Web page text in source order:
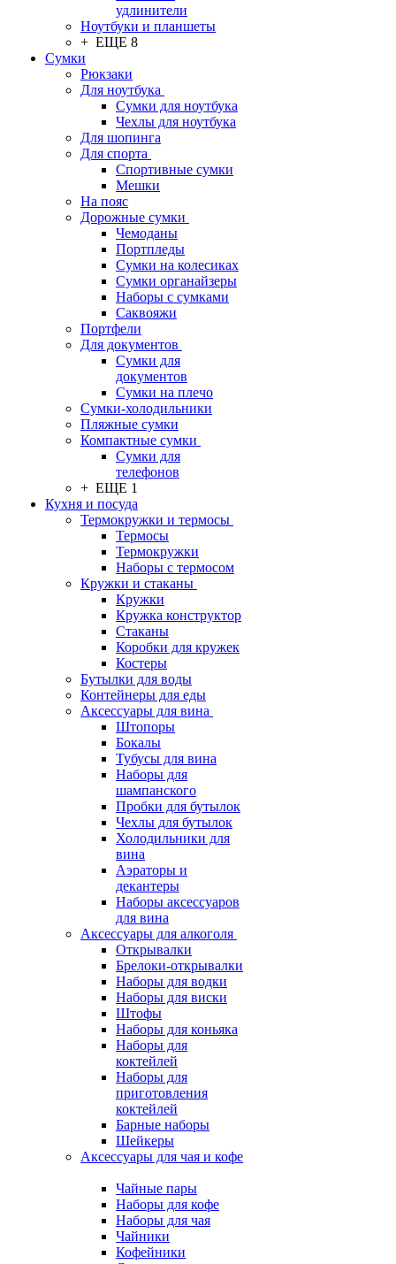
удлинители
Ноутбуки и планшеты
+ ЕЩЕ 8
Сумки
Рюкзаки
Для ноутбука
Сумки для ноутбука
Чехлы для ноутбука
Для шопинга
Для спорта
Спортивные сумки
Мешки
На пояс
Дорожные сумки
Чемоданы
Портпледы
Сумки на колесиках
Сумки органайзеры
Наборы с сумками
Саквояжи
Портфели
Для документов
Сумки для
документов
Сумки на плечо
Сумки-холодильники
Пляжные сумки
Компактные сумки
Сумки для
телефонов
+ ЕЩЕ 1
Кухня и посуда
Термокружки и термосы
Термосы
Термокружки
Наборы с термосом
Кружки и стаканы
Кружки
Кружка конструктор
Стаканы
Коробки для кружек
Костеры
Бутылки для воды
Контейнеры для еды
Аксессуары для вина
Штопоры
Бокалы
Тубусы для вина
Наборы для
шампанского
Пробки для бутылок
Чехлы для бутылок
Холодильники для
вина
Аэраторы и
декантеры
Наборы аксессуаров
для вина
Аксессуары для алкоголя
Открывалки
Брелоки-открывалки
Наборы для водки
Наборы для виски
Штофы
Наборы для коньяка
Наборы для
коктейлей
Наборы для
приготовления
коктейлей
Барные наборы
Шейкеры
Аксессуары для чая и кофе
Чайные пары
Наборы для кофе
Наборы для чая
Чайники
Кофейники